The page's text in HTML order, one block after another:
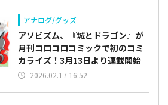
アナログ/グッズ
アソビズム、『城とドラゴン』が
月刊コロコロコミックで初のコミ
カライズ！3月13日より連載開始
2026.02.17 16:52